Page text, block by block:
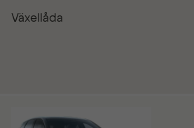
Växellåda